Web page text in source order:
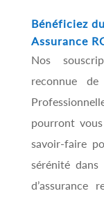
Bénéficiez
Assurance
Nos
reconnue de
pourront
savoir-faire
sérénité
d’assurance